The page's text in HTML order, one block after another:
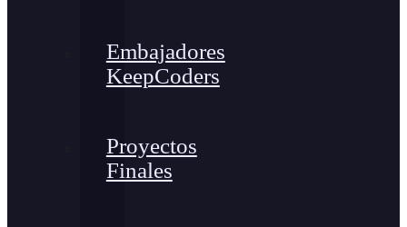
Embajadores
KeepCoders
Proyectos
Finales